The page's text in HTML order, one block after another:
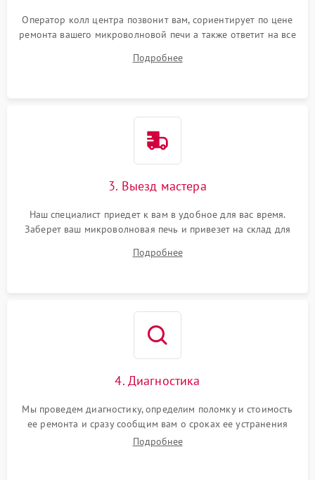
Оператор колл центра позвонит вам, сориентирует по цене
ремонта вашего микроволновой печи а также ответит на все
Подробнее
3. Выезд мастера
Наш специалист приедет к вам в удобное для вас время.
Заберет ваш микроволновая печь и привезет на склад для
Подробнее
4. Диагностика
Мы проведем диагностику, определим поломку и стоимость
ее ремонта и сразу сообщим вам о сроках ее устранения
Подробнее